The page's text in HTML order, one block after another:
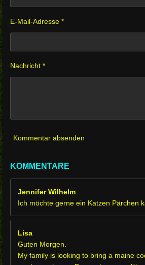
E-Mail-Adresse *
Nachricht *
Kommentar absenden
KOMMENTARE
Jennifer Wilhelm
Ich möchte gerne ein Katzen Pärchen
Lisa
Guten Morgen.
My family is looking to bring a maine